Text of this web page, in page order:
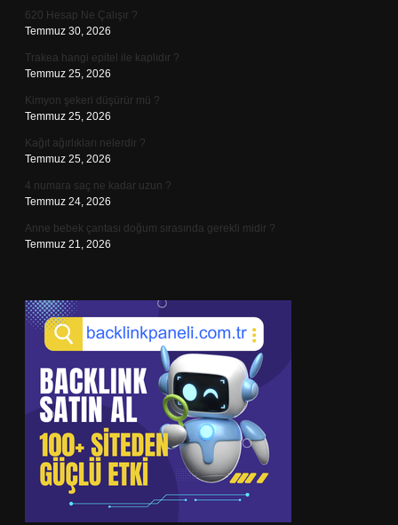
620 Hesap Ne Çalışır ?
Temmuz 30, 2026
Trakea hangi epitel ile kaplıdır ?
Temmuz 25, 2026
Kimyon şekeri düşürür mü ?
Temmuz 25, 2026
Kağıt ağırlıkları nelerdir ?
Temmuz 25, 2026
4 numara saç ne kadar uzun ?
Temmuz 24, 2026
Anne bebek çantası doğum sırasında gerekli midir ?
Temmuz 21, 2026